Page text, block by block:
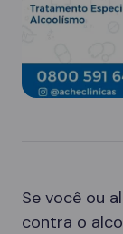
Se você ou
contra o